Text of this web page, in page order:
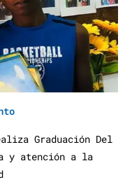
Graduación Del
y atención a la